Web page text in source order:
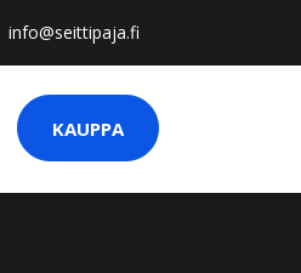
info@seittipaja.fi
KAUPPA